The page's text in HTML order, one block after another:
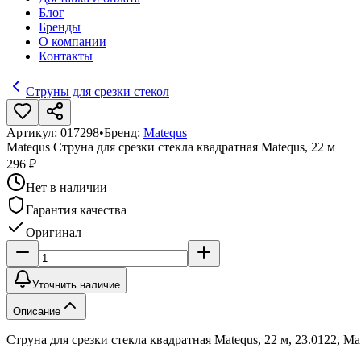
Блог
Бренды
О компании
Контакты
Струны для срезки стекол
Артикул: 017298•Бренд: Matequs
Matequs Струна для срезки стекла квадратная Matequs, 22 м
296 ₽
Нет в наличии
Гарантия качества
Оригинал
Уточнить наличие
Описание
Струна для срезки стекла квадратная Matequs, 22 м, 23.0122,